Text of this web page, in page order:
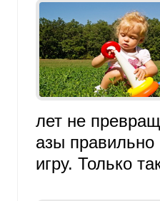
лет не
азы правильно
игру. Только